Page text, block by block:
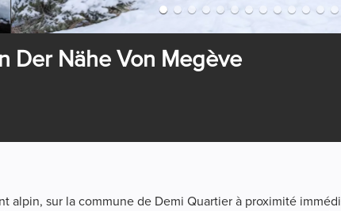
Der Nähe Von Megève
alpin, sur la commune de Demi Quartier à proximité